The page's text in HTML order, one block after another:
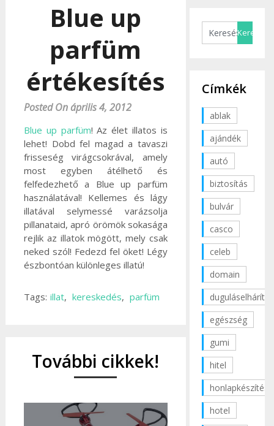
Blue up
parfüm
értékesítés
Posted On április 4, 2012
Blue up parfüm! Az élet illatos is
lehet! Dobd fel magad a tavaszi
frisseség virágcsokrával, amely
most egyben átélhető és
felfedezhető a Blue up parfüm
használatával! Kellemes és lágy
illatával selymessé varázsolja
pillanataid, apró örömök sokasága
rejlik az illatok mögött, mely csak
neked szól! Fedezd fel öket! Légy
észbontóan különleges illatú!
Tags: illat, kereskedés, parfüm
További cikkek!
Címkék
ablak
ajándék
autó
biztosítás
bulvár
casco
celeb
domain
duguláselhárítás
egészség
gumi
hitel
honlapkészítés
hotel